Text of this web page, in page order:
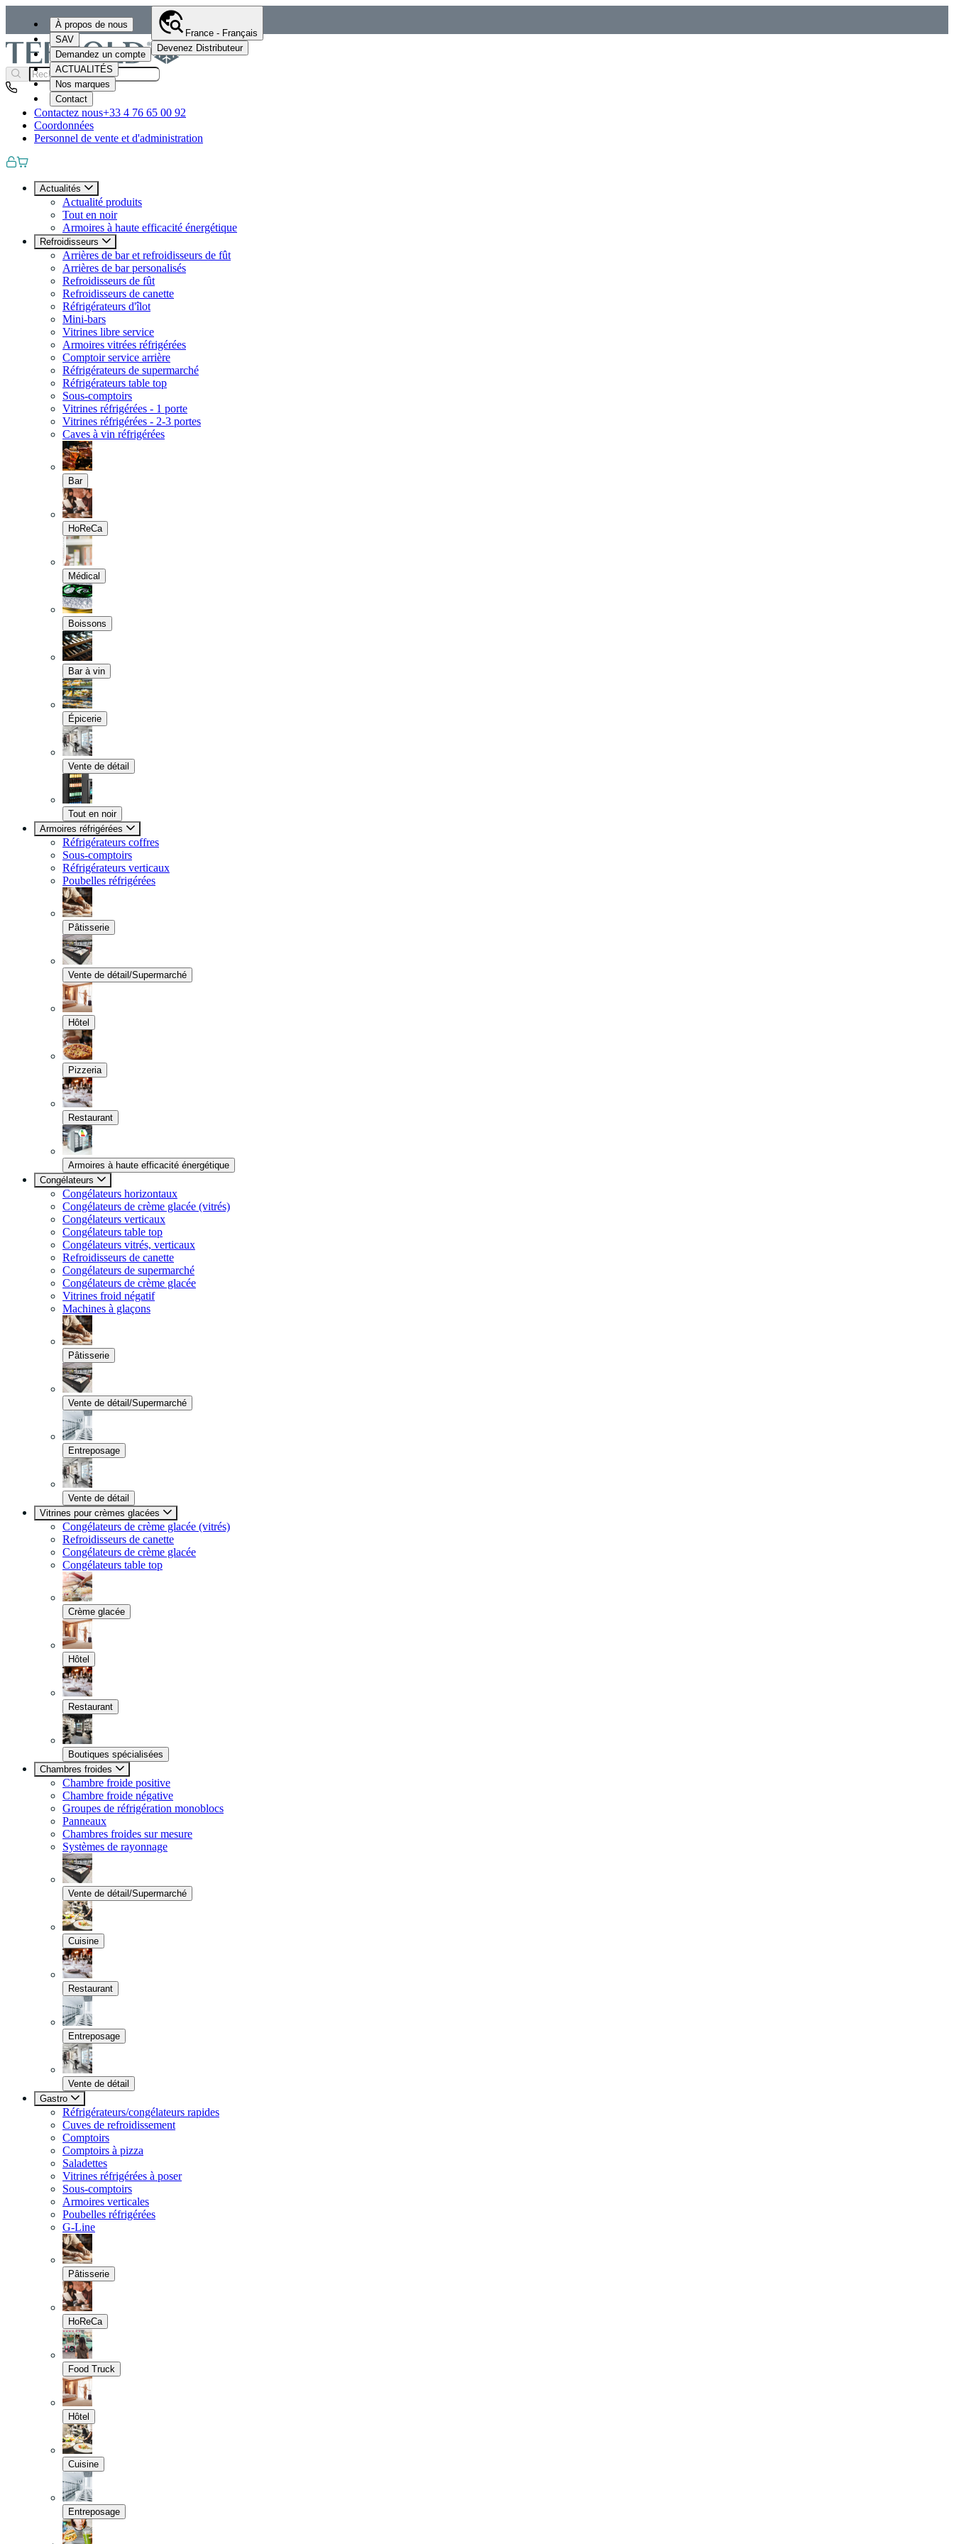
À propos de nous
SAV
Demandez un compte
ACTUALITÉS
Nos marques
Contact
France - Français
Devenez Distributeur
Contactez nous+33 4 76 65 00 92
Coordonnées
Personnel de vente et d'administration
Actualités
Actualité produits
Tout en noir
Armoires à haute efficacité énergétique
Refroidisseurs
Arrières de bar et refroidisseurs de fût
Arrières de bar personalisés
Refroidisseurs de fût
Refroidisseurs de canette
Réfrigérateurs d'îlot
Mini-bars
Vitrines libre service
Armoires vitrées réfrigérées
Comptoir service arrière
Réfrigérateurs de supermarché
Réfrigérateurs table top
Sous-comptoirs
Vitrines réfrigérées - 1 porte
Vitrines réfrigérées - 2-3 portes
Caves à vin réfrigérées
Bar
HoReCa
Médical
Boissons
Bar à vin
Épicerie
Vente de détail
Tout en noir
Armoires réfrigérées
Réfrigérateurs coffres
Sous-comptoirs
Réfrigérateurs verticaux
Poubelles réfrigérées
Pâtisserie
Vente de détail/Supermarché
Hôtel
Pizzeria
Restaurant
Armoires à haute efficacité énergétique
Congélateurs
Congélateurs horizontaux
Congélateurs de crème glacée (vitrés)
Congélateurs verticaux
Congélateurs table top
Congélateurs vitrés, verticaux
Refroidisseurs de canette
Congélateurs de supermarché
Congélateurs de crème glacée
Vitrines froid négatif
Machines à glaçons
Pâtisserie
Vente de détail/Supermarché
Entreposage
Vente de détail
Vitrines pour crèmes glacées
Congélateurs de crème glacée (vitrés)
Refroidisseurs de canette
Congélateurs de crème glacée
Congélateurs table top
Crème glacée
Hôtel
Restaurant
Boutiques spécialisées
Chambres froides
Chambre froide positive
Chambre froide négative
Groupes de réfrigération monoblocs
Panneaux
Chambres froides sur mesure
Systèmes de rayonnage
Vente de détail/Supermarché
Cuisine
Restaurant
Entreposage
Vente de détail
Gastro
Réfrigérateurs/congélateurs rapides
Cuves de refroidissement
Comptoirs
Comptoirs à pizza
Saladettes
Vitrines réfrigérées à poser
Sous-comptoirs
Armoires verticales
Poubelles réfrigérées
G-Line
Pâtisserie
HoReCa
Food Truck
Hôtel
Cuisine
Entreposage